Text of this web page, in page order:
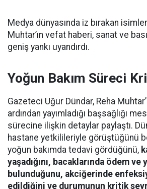
Medya dünyasında iz bırakan
Muhtar’ın vefat haberi, sanat ve
geniş yankı uyandırdı.
Yoğun Bakım Süreci
Gazeteci Uğur Dündar, Reha
ardından yayımladığı başsağlığı
sürecine ilişkin detaylar paylaştı.
hastane yetkilileriyle görüştüğünü
yoğun bakımda tedavi gördüğünü,
yaşadığını, bacaklarında ödem ve
bulunduğunu, akciğerinde
edildiğini ve durumunun kritik